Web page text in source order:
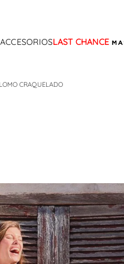
ACCESORIOSLAST CHANCE
CRAQUELADO
6
7.
8.
9.